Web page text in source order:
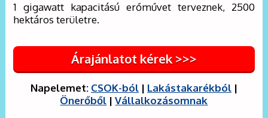
1 gigawatt kapacitású erőművet terveznek, 2500
hektáros területre.
Árajánlatot kérek >>>
Napelemet: CSOK-ból| Lakástakarékból|
Önerőből |Vállalkozásomnak